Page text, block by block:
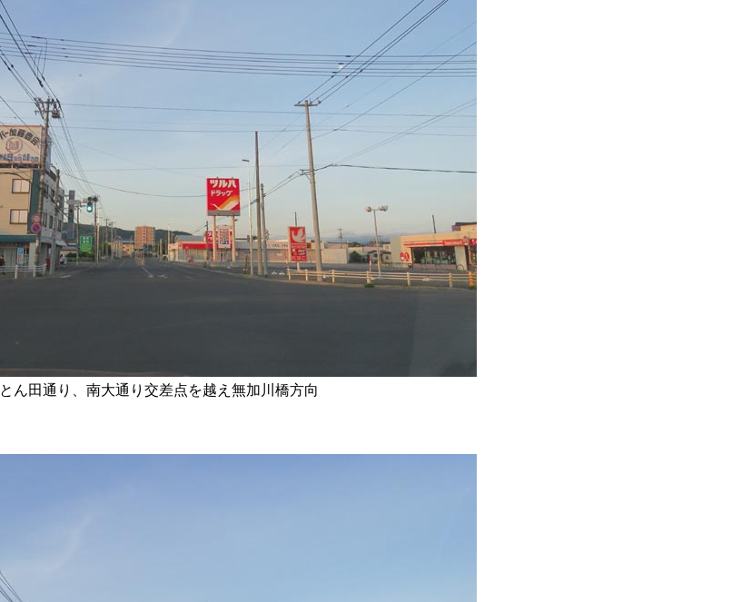
とん田通り、南大通り交差点を越え無加川橋方向